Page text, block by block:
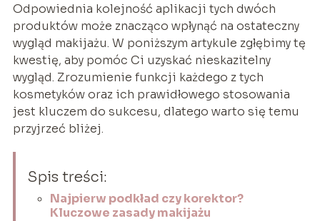
Odpowiednia kolejność aplikacji tych dwóch
produktów może znacząco wpłynąć na ostateczny
wygląd makijażu. W poniższym artykule zgłębimy tę
kwestię, aby pomóc Ci uzyskać nieskazitelny
wygląd. Zrozumienie funkcji każdego z tych
kosmetyków oraz ich prawidłowego stosowania
jest kluczem do sukcesu, dlatego warto się temu
przyjrzeć bliżej.
Spis treści:
Najpierw podkład czy korektor?
Kluczowe zasady makijażu